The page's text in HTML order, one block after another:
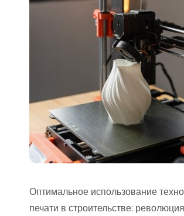
Оптимальное использование
печати в строительстве: